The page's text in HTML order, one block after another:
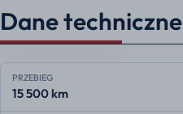
Dane techniczne
PRZEBIEG
15 500 km